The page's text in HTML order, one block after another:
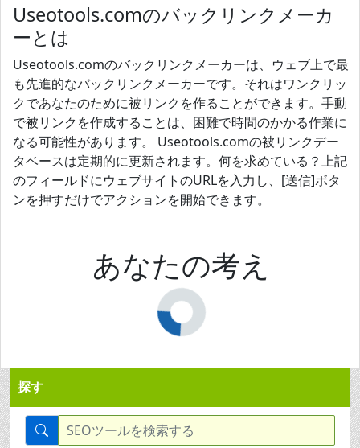
Useotools.comのバックリンクメーカ
ーとは
Useotools.comのバックリンクメーカーは、ウェブ上で最
も先進的なバックリンクメーカーです。それはワンクリッ
クであなたのために被リンクを作ることができます。手動
で被リンクを作成することは、困難で時間のかかる作業に
なる可能性があります。 Useotools.comの被リンクデー
タベースは定期的に更新されます。何を求めている？上記
のフィールドにウェブサイトのURLを入力し、[送信]ボタ
ンを押すだけでアクションを開始できます。
あなたの考え
探す